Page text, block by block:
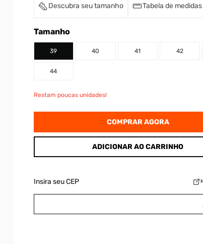
Descubra seu tamanho Tabela de medidas
Tamanho
39 40 41 42
44
Restam poucas unidades!
COMPRAR AGORA
ADICIONAR AO CARRINHO
Insira seu CEP